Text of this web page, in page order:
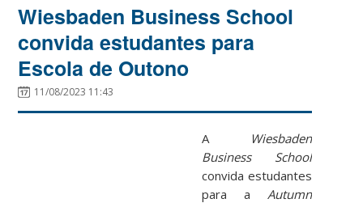
Wiesbaden Business School
convida estudantes para
Escola de Outono
11/08/2023 11:43
A
Wiesbaden
Business School
convida estudantes
para a Autumn